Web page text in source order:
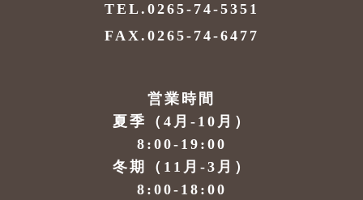
TEL.0265-74-5351
FAX.0265-74-6477
営業時間
夏季（4月-10月）
8:00-19:00
冬期（11月-3月）
8:00-18:00